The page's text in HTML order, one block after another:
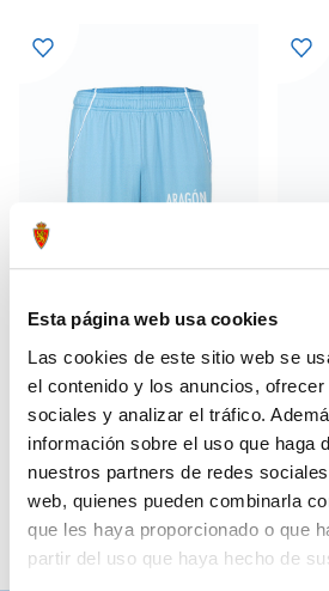
Esta página web usa cookies
Las cookies de este sitio web se
el contenido y los anuncios,
sociales y analizar el tráfico.
información sobre el uso que haga
nuestros partners de redes
web, quienes pueden combinarla
que les haya proporcionado o que
partir del uso que haya hecho de
PANTALÓN HOME 25-26
44,99 €